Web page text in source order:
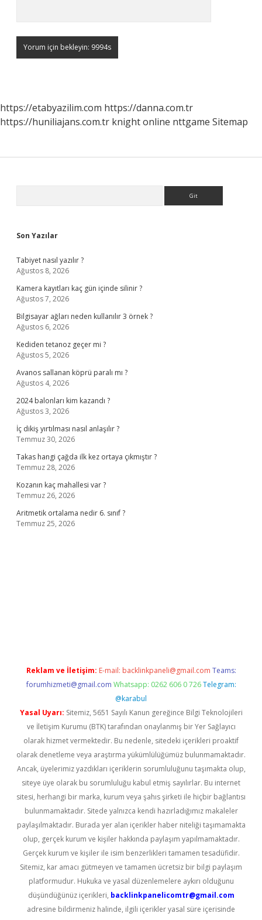
https://etabyazilim.com https://danna.com.tr
https://huniliajans.com.tr knight online nttgame Sitemap
Son Yazılar
Tabiyet nasıl yazılır ?
Ağustos 8, 2026
Kamera kayıtları kaç gün içinde silinir ?
Ağustos 7, 2026
Bilgisayar ağları neden kullanılır 3 örnek ?
Ağustos 6, 2026
Kediden tetanoz geçer mi ?
Ağustos 5, 2026
Avanos sallanan köprü paralı mı ?
Ağustos 4, 2026
2024 balonları kim kazandı ?
Ağustos 3, 2026
İç dikiş yırtılması nasıl anlaşılır ?
Temmuz 30, 2026
Takas hangi çağda ilk kez ortaya çıkmıştır ?
Temmuz 28, 2026
Kozanın kaç mahallesi var ?
Temmuz 26, 2026
Aritmetik ortalama nedir 6. sınıf ?
Temmuz 25, 2026
Reklam ve İletişim: E-mail: backlinkpaneli@gmail.com Teams:
forumhizmeti@gmail.com Whatsapp: 0262 606 0 726 Telegram:
@karabul
Yasal Uyarı: Sitemiz, 5651 Sayılı Kanun gereğince Bilgi Teknolojileri
ve İletişim Kurumu (BTK) tarafından onaylanmış bir Yer Sağlayıcı
olarak hizmet vermektedir. Bu nedenle, sitedeki içerikleri proaktif
olarak denetleme veya araştırma yükümlülüğümüz bulunmamaktadır.
Ancak, üyelerimiz yazdıkları içeriklerin sorumluluğunu taşımakta olup,
siteye üye olarak bu sorumluluğu kabul etmiş sayılırlar. Bu internet
sitesi, herhangi bir marka, kurum veya şahıs şirketi ile hiçbir bağlantısı
bulunmamaktadır. Sitede yalnızca kendi hazırladığımız makaleler
paylaşılmaktadır. Burada yer alan içerikler haber niteliği taşımamakta
olup, gerçek kurum ve kişiler hakkında paylaşım yapılmamaktadır.
Gerçek kurum ve kişiler ile isim benzerlikleri tamamen tesadüfidir.
Sitemiz, kar amacı gütmeyen ve tamamen ücretsiz bir bilgi paylaşım
platformudur. Hukuka ve yasal düzenlemelere aykırı olduğunu
düşündüğünüz içerikleri, backlinkpanelicomtr@gmail.com
adresine bildirmeniz halinde, ilgili içerikler yasal süre içerisinde